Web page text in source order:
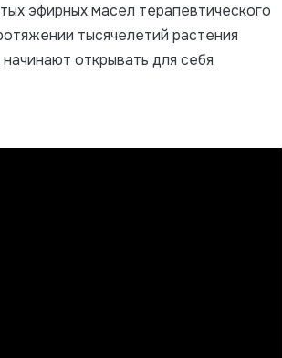
эфирных масел терапевтического
тысячелетий растения
открывать для себя